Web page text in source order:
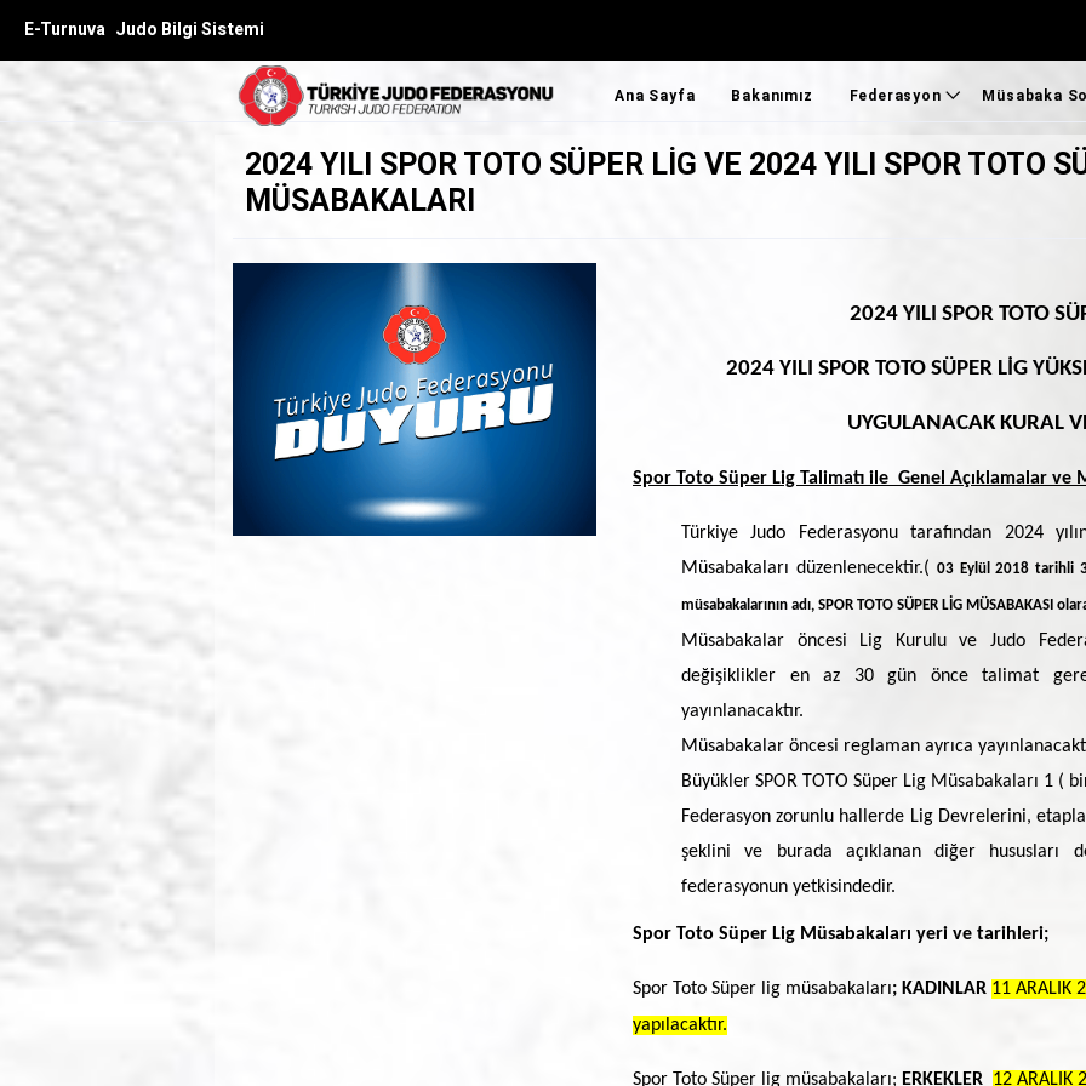
E-Turnuva Judo Bilgi Sistemi
Ana Sayfa Bakanımız Federasyon
Federasyon Başkanımız
TOHM
SEM
Video Galeri
Basında Biz
Müsabaka
Ulusal
2024 YILI SPOR TOTO SÜPER LİG VE 2024 YILI SPOR TOTO
MÜSABAKALARI
2024 YILI SPOR TOTO
2024 YILI SPOR TOTO SÜPER LİG
UYGULANACAK KURAL
Spor Toto Süper Lig Talimatı ile Genel Açıklamalar ve
Türkiye Judo Federasyonu tarafından 2024
Müsabakaları düzenlenecektir.( 03 Eylül 2018 tarihli
müsabakalarının adı, SPOR TOTO SÜPER LİG MÜSABAKASI
Müsabakalar öncesi Lig Kurulu ve Judo
değişiklikler en az 30 gün önce talimat
yayınlanacaktır.
Müsabakalar öncesi reglaman ayrıca
Büyükler SPOR TOTO Süper Lig Müsabakaları 1 (
Federasyon zorunlu hallerde Lig Devrelerini,
şeklini ve burada açıklanan diğer hususları
federasyonun yetkisindedir.
Spor Toto Süper Lig Müsabakaları yeri ve tarihleri;
Spor Toto Süper lig müsabakaları; KADINLAR 11 ARALIK
yapılacaktır.
Spor Toto Süper lig müsabakaları; ERKEKLER 12 ARALIK